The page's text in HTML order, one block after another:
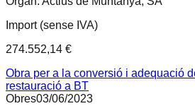
Import (sense IVA)
274.552,14 €
Obra per a la conversió i adequació
restauració a BT
Obres03/06/2023